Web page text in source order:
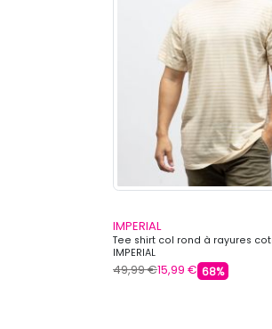
IMPERIAL
Tee shirt col rond à rayures
IMPERIAL
49,99 €15,99 € 68%